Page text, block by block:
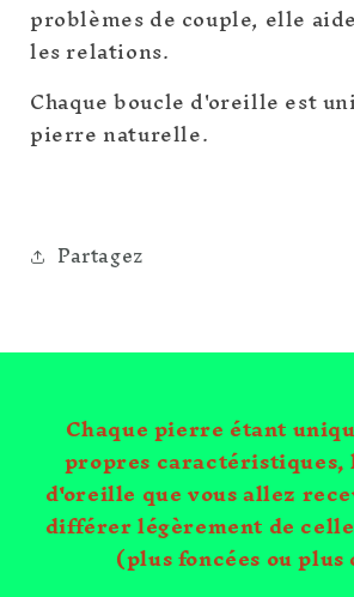
problèmes de couple, elle
les relations.
Chaque boucle d'oreille est
pierre naturelle.
Partagez
Chaque pierre étant
propres caractéristiques,
d'oreille que vous allez
différer légèrement de
(plus foncées ou